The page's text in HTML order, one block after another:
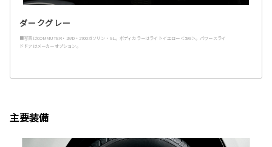
ダークグレー
■写真はCOMMUTER・2WD・2700ガソリン・GL。ボディカラーはライトイエロー＜599＞。パワースライ
ドドアはメーカーオプション。
主要装備